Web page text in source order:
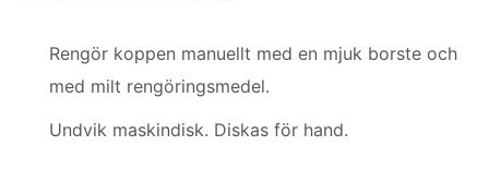
Rengör koppen manuellt med en mjuk borste och
med milt rengöringsmedel.
Undvik maskindisk. Diskas för hand.